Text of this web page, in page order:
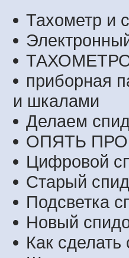
Тахометр и
приборная
и шкалами
Делаем
ОПЯТЬ
Цифровой
Старый
Подсветка
Новый
Как